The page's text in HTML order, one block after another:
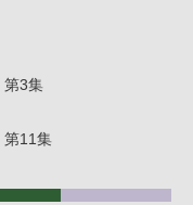
第3集
第11集